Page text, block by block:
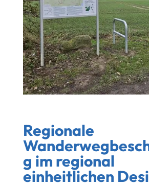
Regionale
g im regional
einheitlichen